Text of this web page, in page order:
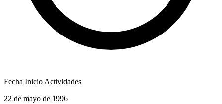
Fecha Inicio Actividades
22 de mayo de 1996